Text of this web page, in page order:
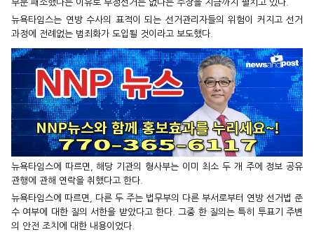
부분 패소했다는 이유로 부정선거는 없다는 주장을 지금까지 펼치고 있다.
뉴욕타임스는 연방 수사의 표적이 되는 선거관리자들의 위험이 커지고 선거
과정에 전례없는 범죄화가 도입될 것이라고 보도했다.
뉴욕타임스에 따르면, 해당 기관의 형사부는 이미 최소 두 개 주에 정보 공유
관행에 관해 연락을 취했다고 한다.
뉴욕타임스에 따르면, 다른 두 주는 법무부의 다른 부서로부터 연방 선거법 준
수 여부에 대한 질의 서한을 받았다고 한다. 그중 한 질의는 특히 투표기 주변
의 안전 조치에 대한 내용이었다.